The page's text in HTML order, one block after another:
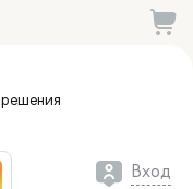
решения
Вход